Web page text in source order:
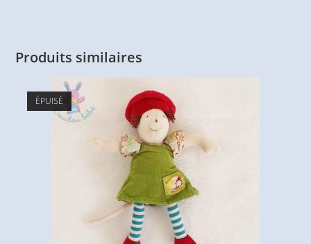
Produits similaires
ÉPUISÉ